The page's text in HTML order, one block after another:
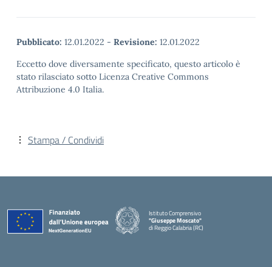
Pubblicato: 12.01.2022 - Revisione: 12.01.2022
Eccetto dove diversamente specificato, questo articolo è
stato rilasciato sotto Licenza Creative Commons
Attribuzione 4.0 Italia.
Stampa / Condividi
Istituto Comprensivo
"Giuseppe Moscato"
di Reggio Calabria (RC)
— Visita la pagina iniziale della scuola